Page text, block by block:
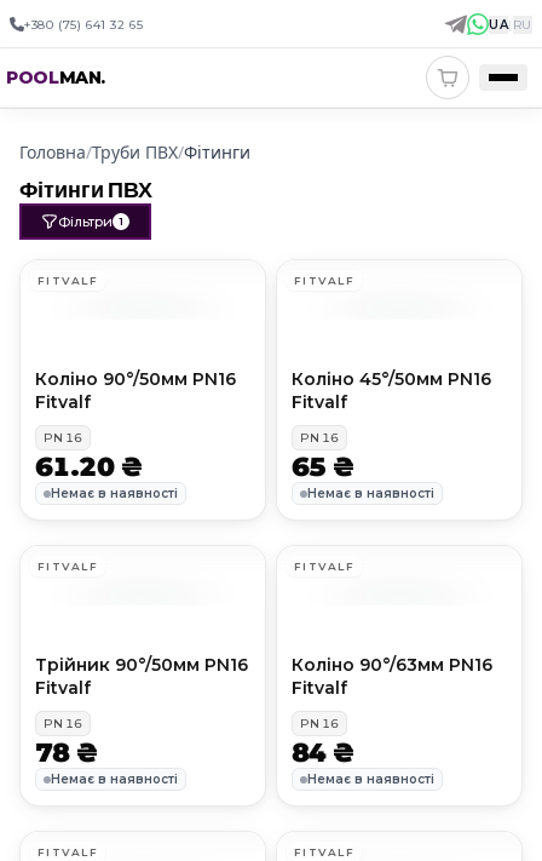
+380 (75) 641 32 65 UA| RU
POOLMAN.
Головна/Труби ПВХ/Фітинги
Фітинги ПВХ
Фільтри 1
FITVALF
Коліно 90°/50мм PN16
Fitvalf
PN 16
61.20 ₴
Немає в наявності
FITVALF
Коліно 45°/50мм PN16
Fitvalf
PN 16
65 ₴
Немає в наявності
FITVALF
Трійник 90°/50мм PN16
Fitvalf
PN 16
78 ₴
Немає в наявності
FITVALF
Коліно 90°/63мм PN16
Fitvalf
PN 16
84 ₴
Немає в наявності
FITVALF FITVALF